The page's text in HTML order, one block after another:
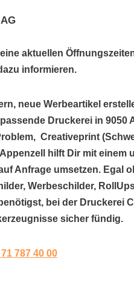
aktuellen
informieren.
neue Werbeartikel
Druckerei in 9050
Creativeprint
hilft Dir mit einem
Anfrage umsetzen. Egal
Werbeschilder,
bei der Druckerei
sicher fündig.
787 40 00